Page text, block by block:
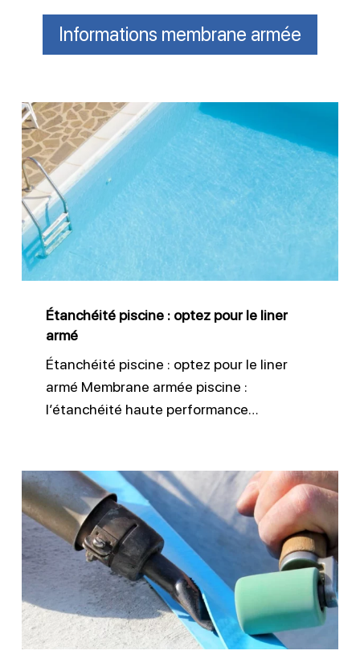
Informations membrane armée
Étanchéité
piscine
:
optez
pour
le
liner
Étanchéité piscine : optez pour le liner
armé
Étanchéité piscine : optez pour le liner
armé Membrane armée piscine :
l’étanchéité haute performance…
Réparation
de
liner
piscine